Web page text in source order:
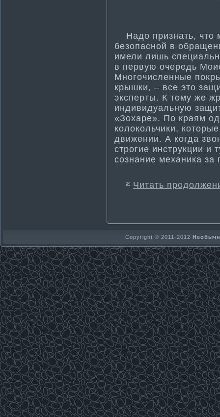
Надо признать, что
безопасной в
имели лишь
в первую очередь
Многочисленные
крышки, – все это
эксперты. К тому же
индивидуальную
«Зохаре». По краям
колокольчики,
движении. А когда
строгие инструкции и
сознание механика за
Читать
Copyright © 2011-2012